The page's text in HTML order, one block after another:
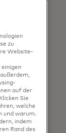
zu
Website-
einigen
auf der
Sie
welche
und warum.
indem
Rand des